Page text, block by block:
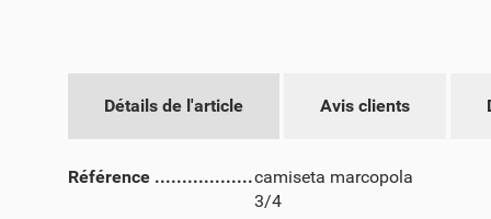
Détails de l'article Avis clients
Référence
camiseta marcopola
3/4